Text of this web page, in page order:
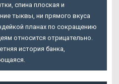
спина плоская и
тыквы, ни прямого вкуса
планах по сокращению
относится отрицательно.
история банка,